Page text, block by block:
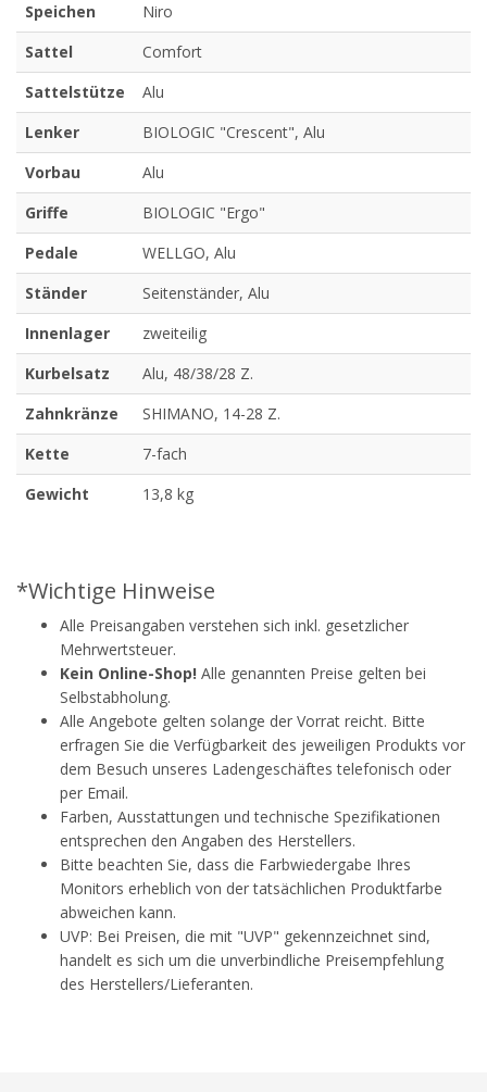
Speichen
Niro
Sattel
Comfort
Sattelstütze
Alu
Lenker
BIOLOGIC "Crescent", Alu
Vorbau
Alu
Griffe
BIOLOGIC "Ergo"
Pedale
WELLGO, Alu
Ständer
Seitenständer, Alu
Innenlager
zweiteilig
Kurbelsatz
Alu, 48/38/28 Z.
Zahnkränze
SHIMANO, 14-28 Z.
Kette
7-fach
Gewicht
13,8 kg
*Wichtige Hinweise
Alle Preisangaben verstehen sich inkl. gesetzlicher
Mehrwertsteuer.
Kein Online-Shop! Alle genannten Preise gelten bei
Selbstabholung.
Alle Angebote gelten solange der Vorrat reicht. Bitte
erfragen Sie die Verfügbarkeit des jeweiligen Produkts vor
dem Besuch unseres Ladengeschäftes telefonisch oder
per Email.
Farben, Ausstattungen und technische Spezifikationen
entsprechen den Angaben des Herstellers.
Bitte beachten Sie, dass die Farbwiedergabe Ihres
Monitors erheblich von der tatsächlichen Produktfarbe
abweichen kann.
UVP: Bei Preisen, die mit "UVP" gekennzeichnet sind,
handelt es sich um die unverbindliche Preisempfehlung
des Herstellers/Lieferanten.